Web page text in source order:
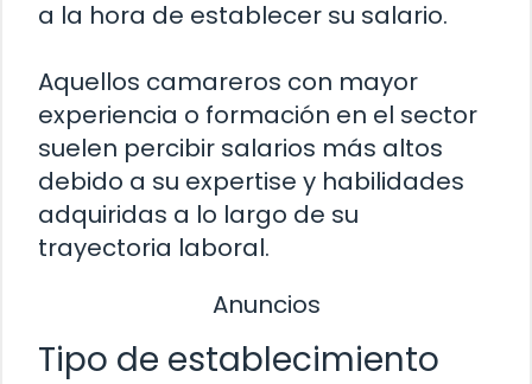
a la hora de establecer su salario.
Aquellos camareros con mayor
experiencia o formación en el sector
suelen percibir salarios más altos
debido a su expertise y habilidades
adquiridas a lo largo de su
trayectoria laboral.
Anuncios
Tipo de establecimiento